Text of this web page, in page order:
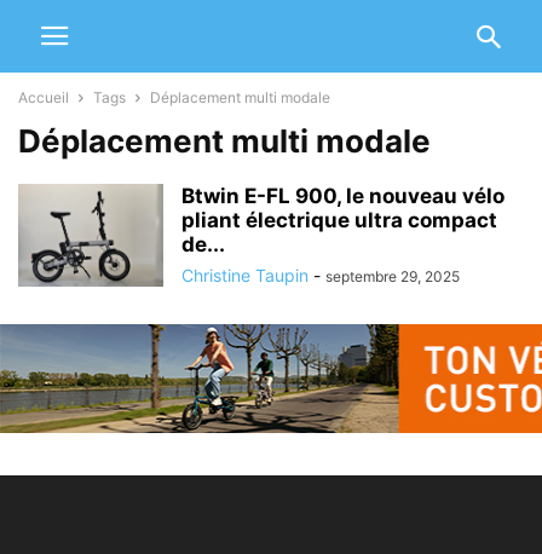
Accueil Tags Déplacement multi modale
Déplacement multi modale
Btwin E-FL 900, le nouveau vélo
pliant électrique ultra compact
de...
Christine Taupin - septembre 29, 2025